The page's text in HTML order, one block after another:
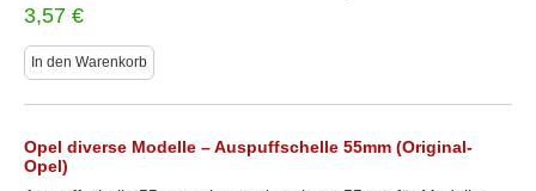
3,57 €
In den Warenkorb
Opel diverse Modelle – Auspuffschelle 55mm (Original-
Opel)